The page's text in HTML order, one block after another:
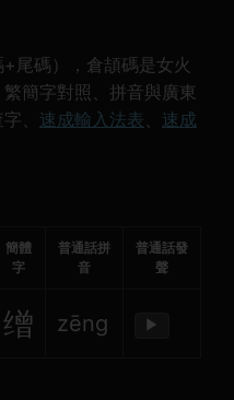
+尾碼），倉頡碼是女火
簡字對照、拼音與廣東
、 速成輸入法表、 速成
簡體
字
普通話拼
音
普通話發
聲
缯 zēng ▶